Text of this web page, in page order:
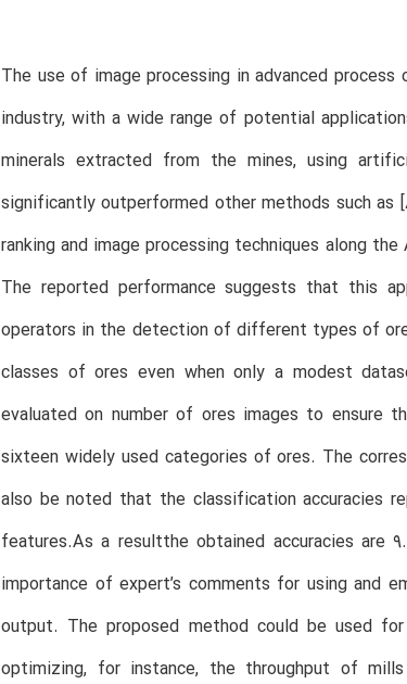
The use of image processing in advanced
industry, with a wide range of potential
minerals extracted from the mines, using
significantly outperformed other methods such as
ranking and image processing techniques along
The reported performance suggests that this
operators in the detection of different types of
classes of ores even when only a modest
evaluated on number of ores images to ensure
sixteen widely used categories of ores. The
also be noted that the classification accuracies
features.As a resultthe obtained accuracies are
importance of expert’s comments for using and
output. The proposed method could be used
optimizing, for instance, the throughput of